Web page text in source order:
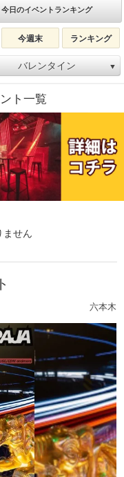
今日のイベントランキング
今週末 ランキング
バレンタイン ▼
ト一覧
ません
六本木